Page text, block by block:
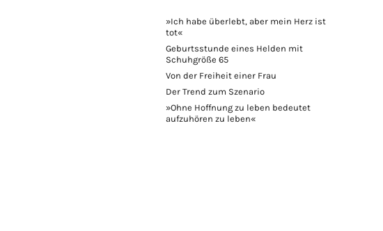
»Ich habe überlebt, aber mein Herz ist
tot«
Geburtsstunde eines Helden mit
Schuhgröße 65
Von der Freiheit einer Frau
Der Trend zum Szenario
»Ohne Hoffnung zu leben bedeutet
aufzuhören zu leben«